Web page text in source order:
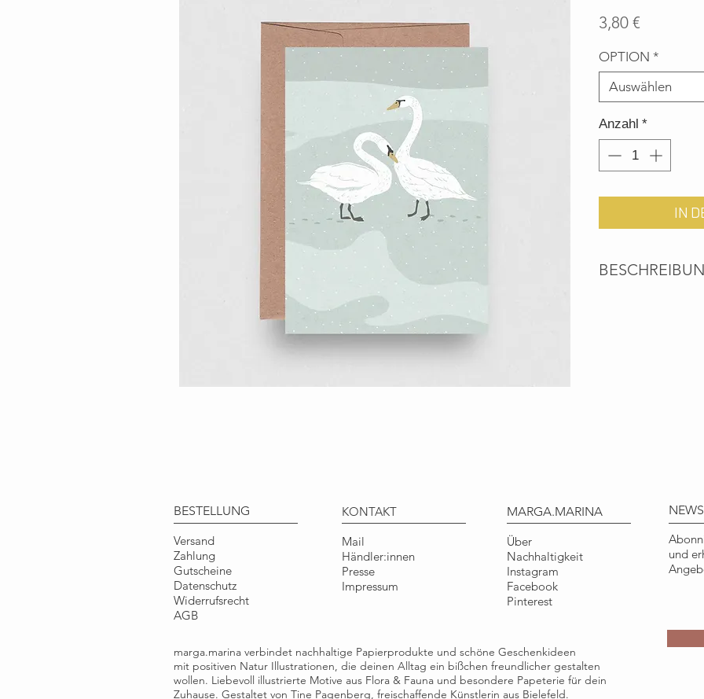
3,80 €
OPTION *
Auswählen
Anzahl *
IN
Qualität:
Blauer Engel
Herstellung:
Umschlag: 100%
Illustration © Tine
Nur für den
Gebrauch.
BESTELLUNG
Versand
Zahlung
Gutscheine
Datenschutz
Widerrufsrecht
AGB
KONTAKT
Mail
Händler:innen
Presse
Impressum
MARGA.MARINA
Über
Nachhaltigkeit
Instagram
Facebook
Pinterest
und
marga.marina verbindet nachhaltige Papierprodukte und schöne Geschenkideen
mit positiven Natur Illustrationen, die deinen Alltag ein bißchen freundlicher gestalten
wollen. Liebevoll illustrierte Motive aus Flora & Fauna und besondere Papeterie für dein
Zuhause. Gestaltet von Tine Pagenberg, freischaffende Künstlerin aus Bielefeld.